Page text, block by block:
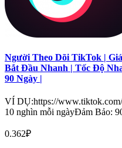
Người Theo Dõi TikTok |
Bắt Đầu Nhanh | Tốc Độ
90 Ngày |
VÍ DỤ:https://
10 nghìn mỗi ngàyĐảm Bảo:
0.362₽